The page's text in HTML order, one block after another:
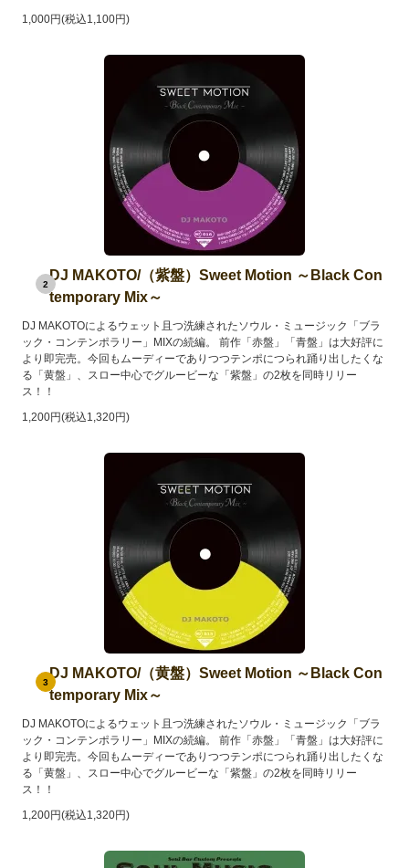
1,000円(税込1,100円)
2
DJ MAKOTO/（紫盤）Sweet Motion ～Black Con
temporary Mix～
DJ MAKOTOによるウェット且つ洗練されたソウル・ミュージック「ブラ
ック・コンテンポラリー」MIXの続編。 前作「赤盤」「青盤」は大好評に
より即完売。今回もムーディーでありつつテンポにつられ踊り出したくな
る「黄盤」、スロー中心でグルービーな「紫盤」の2枚を同時リリー
ス！！
1,200円(税込1,320円)
3
DJ MAKOTO/（黄盤）Sweet Motion ～Black Con
temporary Mix～
DJ MAKOTOによるウェット且つ洗練されたソウル・ミュージック「ブラ
ック・コンテンポラリー」MIXの続編。 前作「赤盤」「青盤」は大好評に
より即完売。今回もムーディーでありつつテンポにつられ踊り出したくな
る「黄盤」、スロー中心でグルービーな「紫盤」の2枚を同時リリー
ス！！
1,200円(税込1,320円)